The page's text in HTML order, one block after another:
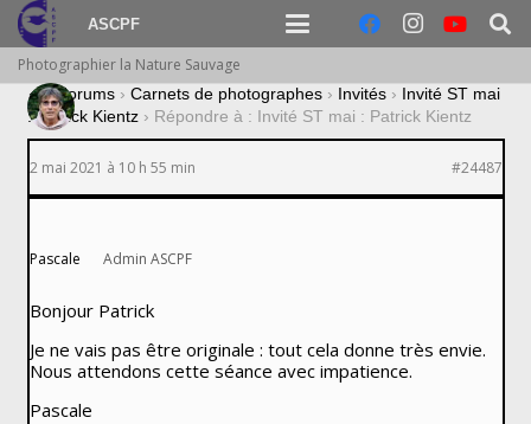
ASCPF
Photographier la Nature Sauvage
› Forums › Carnets de photographes › Invités › Invité ST mai
: Patrick Kientz › Répondre à : Invité ST mai : Patrick Kientz
2 mai 2021 à 10 h 55 min #24487
Pascale Admin ASCPF
Bonjour Patrick
Je ne vais pas être originale : tout cela donne très envie.
Nous attendons cette séance avec impatience.
Pascale